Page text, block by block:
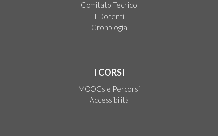
Comitato Tecnico
I Docenti
Cronologia
I CORSI
MOOCs e Percorsi
Accessibilità